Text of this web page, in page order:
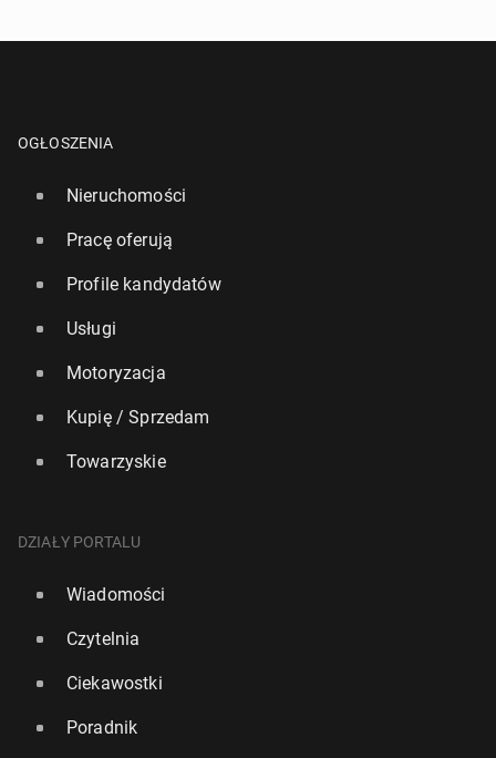
OGŁOSZENIA
Nieruchomości
Pracę oferują
Profile kandydatów
Usługi
Motoryzacja
Kupię / Sprzedam
Towarzyskie
DZIAŁY PORTALU
Wiadomości
Czytelnia
Ciekawostki
Poradnik